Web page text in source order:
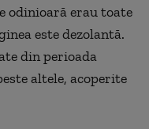
odinioară erau toate
este dezolantă.
din perioada
altele, acoperite